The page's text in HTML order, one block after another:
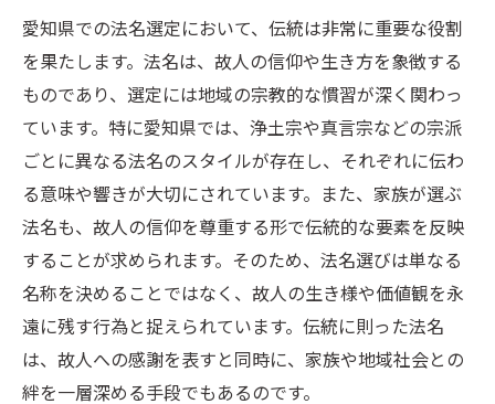
愛知県での法名選定において、伝統は非常に重要な役割
を果たします。法名は、故人の信仰や生き方を象徴する
ものであり、選定には地域の宗教的な慣習が深く関わっ
ています。特に愛知県では、浄土宗や真言宗などの宗派
ごとに異なる法名のスタイルが存在し、それぞれに伝わ
る意味や響きが大切にされています。また、家族が選ぶ
法名も、故人の信仰を尊重する形で伝統的な要素を反映
することが求められます。そのため、法名選びは単なる
名称を決めることではなく、故人の生き様や価値観を永
遠に残す行為と捉えられています。伝統に則った法名
は、故人への感謝を表すと同時に、家族や地域社会との
絆を一層深める手段でもあるのです。